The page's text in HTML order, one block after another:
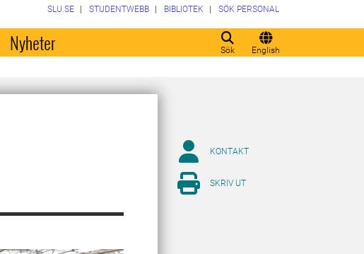
Sök English
SLU.SE STUDENTWEBB BIBLIOTEK SÖK PERSONAL
Nyheter
KONTAKT
SKRIV UT